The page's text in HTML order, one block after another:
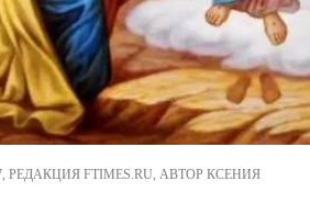
РЕДАКЦИЯ FTIMES.RU, АВТОР КСЕНИЯ